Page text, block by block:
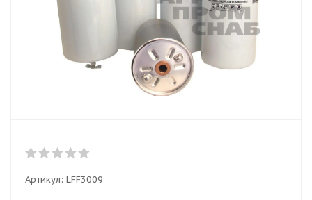
Артикул: LFF3009